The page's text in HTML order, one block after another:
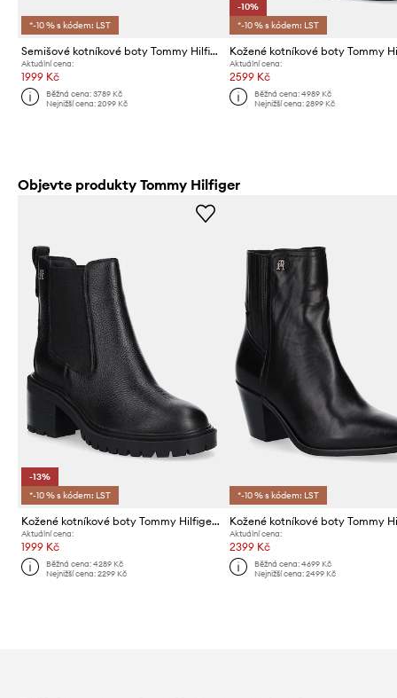
*-10 % s kódem: LST
Semišové kotníkové boty Tommy Hilfiger FLAG SUEDE CHELSEA BOOT
Aktuální cena:
1999 Kč
Běžná cena:3789 Kč
Nejnižší cena:2099 Kč
-10%
*-10 % s kódem: LST
Aktuální cena:
2599 Kč
Běžná cena: 4989 Kč
Nejnižší cena: 2899 Kč
Objevte produkty Tommy Hilfiger
-13%
*-10 % s kódem: LST
Kožené kotníkové boty Tommy Hilfiger TH LEATHER CHELSEA CLEATED HEEL
Aktuální cena:
1999 Kč
Běžná cena:4289 Kč
Nejnižší cena:2299 Kč
*-10 % s kódem: LST
Aktuální cena:
2399 Kč
Běžná cena: 4699 Kč
Nejnižší cena: 2499 Kč